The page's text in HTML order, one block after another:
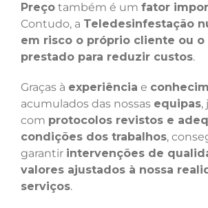
Preço também é um fator
Contudo, a Teledesinfestação
em risco o próprio cliente ou o
prestado para reduzir custos.
Graças à experiência e
acumulados das nossas equipas,
com protocolos revistos e
condições dos trabalhos,
garantir intervenções de
valores ajustados à nossa
serviços.